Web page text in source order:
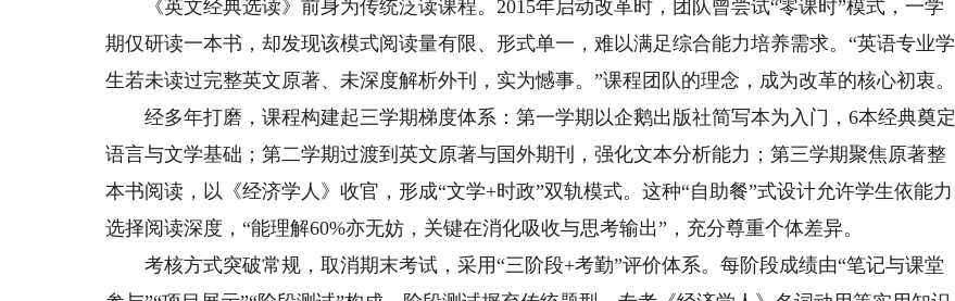
《英文经典选读》前身为传统泛读课程。2015年启动改革时，团队曾尝试“零课时”模式，一学
期仅研读一本书，却发现该模式阅读量有限、形式单一，难以满足综合能力培养需求。“英语专业学
生若未读过完整英文原著、未深度解析外刊，实为憾事。”课程团队的理念，成为改革的核心初衷。
经多年打磨，课程构建起三学期梯度体系：第一学期以企鹅出版社简写本为入门，6本经典奠定
语言与文学基础；第二学期过渡到英文原著与国外期刊，强化文本分析能力；第三学期聚焦原著整
本书阅读，以《经济学人》收官，形成“文学+时政”双轨模式。这种“自助餐”式设计允许学生依能力
选择阅读深度，“能理解60%亦无妨，关键在消化吸收与思考输出”，充分尊重个体差异。
考核方式突破常规，取消期末考试，采用“三阶段+考勤”评价体系。每阶段成绩由“笔记与课堂